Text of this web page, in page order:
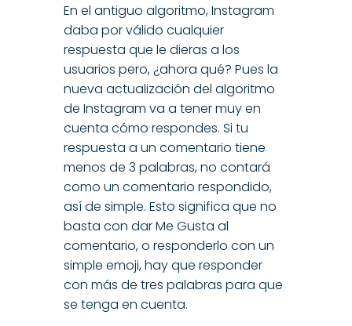
En el antiguo algoritmo, Instagram
daba por válido cualquier
respuesta que le dieras a los
usuarios pero, ¿ahora qué? Pues la
nueva actualización del algoritmo
de Instagram va a tener muy en
cuenta cómo respondes. Si tu
respuesta a un comentario tiene
menos de 3 palabras, no contará
como un comentario respondido,
así de simple. Esto significa que no
basta con dar Me Gusta al
comentario, o responderlo con un
simple emoji, hay que responder
con más de tres palabras para que
se tenga en cuenta.